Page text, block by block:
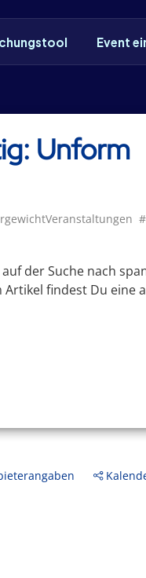
Event
Unform
der Suche nach
findest Du eine